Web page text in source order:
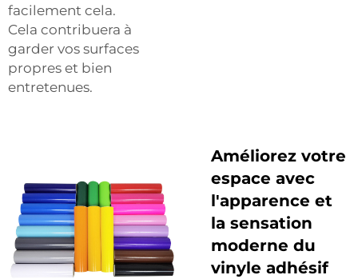
facilement cela.
Cela contribuera à
garder vos surfaces
propres et bien
entretenues.
Améliorez votre
espace avec
l'apparence et
la sensation
moderne du
vinyle adhésif